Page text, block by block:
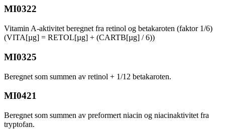
MI0322
Vitamin A-aktivitet beregnet fra retinol og betakaroten (faktor 1/6)
(VITA[µg] = RETOL[µg] + (CARTB[µg] / 6))
MI0325
Beregnet som summen av retinol + 1/12 betakaroten.
MI0421
Beregnet som summen av preformert niacin og niacinaktivitet fra
tryptofan.